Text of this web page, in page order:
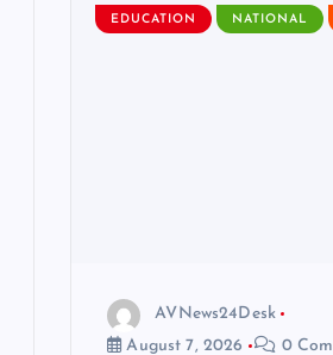
EDUCATION NATIONAL
AVNews24Desk
August 7, 2026
0